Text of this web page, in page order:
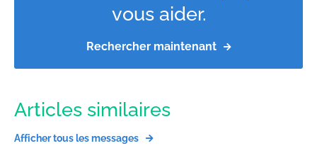
vous aider.
Rechercher maintenant
Articles similaires
Afficher tous les messages